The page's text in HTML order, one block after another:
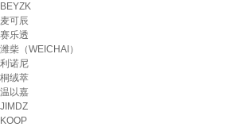
BEYZK
麦可辰
赛乐透
潍柴（WEICHAI）
利诺尼
桐绒萃
温以嘉
JIMDZ
KOOP